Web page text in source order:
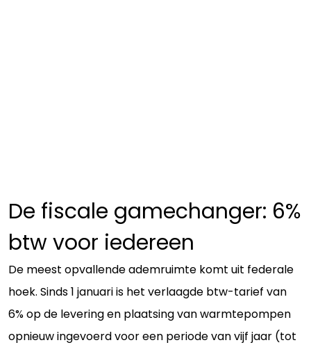
De fiscale gamechanger: 6%
btw voor iedereen
De meest opvallende ademruimte komt uit federale
hoek. Sinds 1 januari is het verlaagde btw-tarief van
6% op de levering en plaatsing van warmtepompen
opnieuw ingevoerd voor een periode van vijf jaar (tot